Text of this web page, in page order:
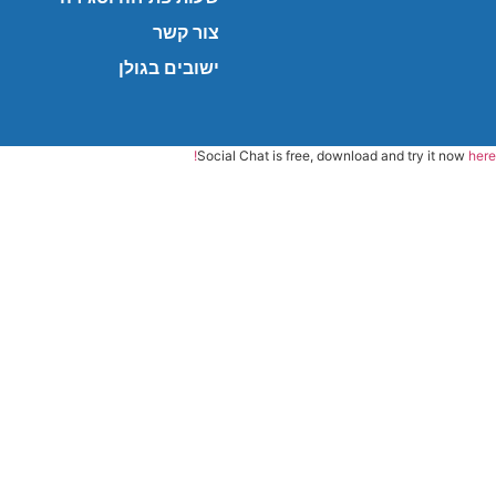
צור קשר
ישובים בגולן
Social Chat is free, download and try it now here!